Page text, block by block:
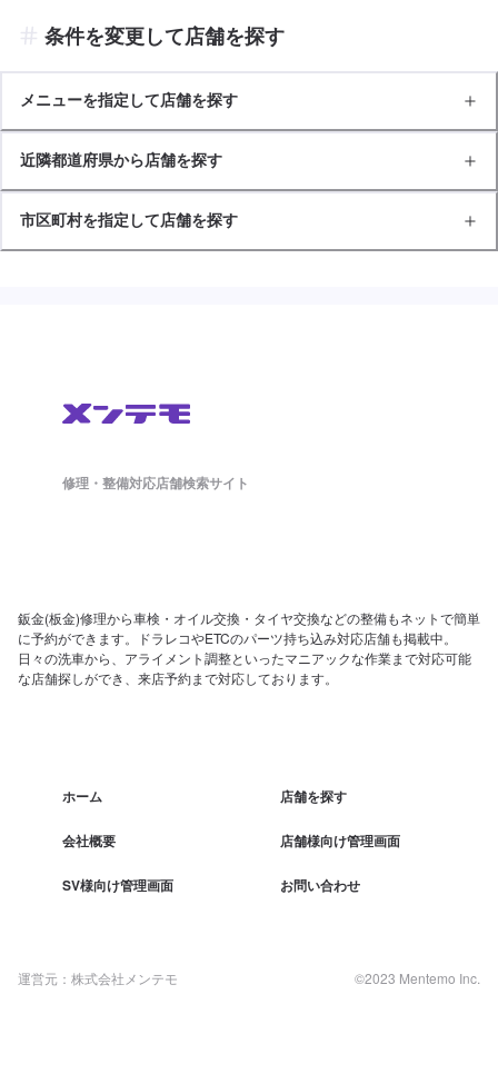
条件を変更して店舗を探す
メニューを指定して店舗を探す
近隣都道府県から店舗を探す
市区町村を指定して店舗を探す
修理・整備対応店舗検索サイト
鈑金(板金)修理から車検・オイル交換・タイヤ交換などの整備もネットで簡単
に予約ができます。ドラレコやETCのパーツ持ち込み対応店舗も掲載中。
日々の洗車から、アライメント調整といったマニアックな作業まで対応可能
な店舗探しができ、来店予約まで対応しております。
ホーム 店舗を探す
会社概要 店舗様向け管理画面
SV様向け管理画面 お問い合わせ
運営元：株式会社メンテモ ©2023 Mentemo Inc.